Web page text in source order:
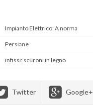
Impianto Elettrico: A norma
Persiane
infissi: scuroni in legno
Twitter Google+